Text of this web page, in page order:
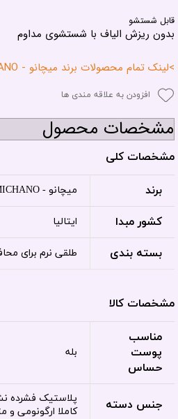
قابل شستشو
بدون ریزش الیاف با شستشوی مداوم
>لینک تمام محصولات برند میچانو - MICHANO<
افزودن به علاقه مندی ها
مشخصات محصول
مشخصات کلی
برند میچانو - MICHANO
کشور مبدا ایتالیا
بسته بندی طلقی نرم برای
مشخصات کالا
مناسب
پوست
حساس
بله
جنس دسته
پلاستیک فشرده
کاملا ارگونومی و